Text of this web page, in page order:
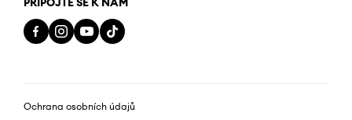
Ochrana osobních údajů